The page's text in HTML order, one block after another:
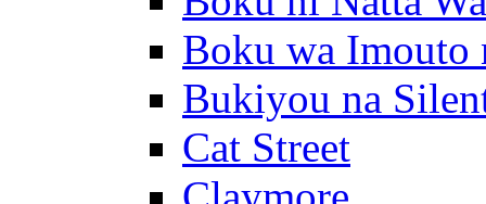
Boku wa
Bukiyou na
Cat Street